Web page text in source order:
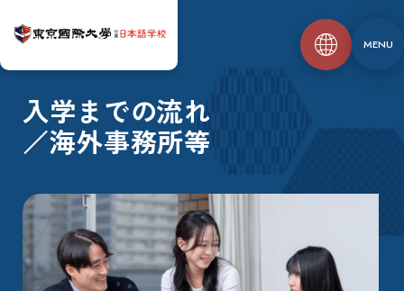
MENU
入学までの流れ
／海外事務所等